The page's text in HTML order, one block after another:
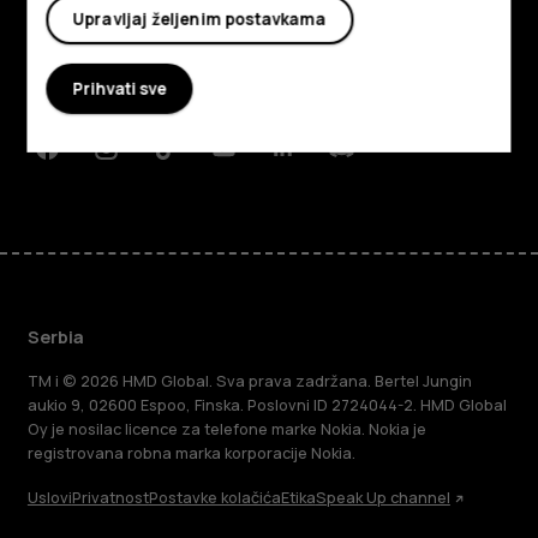
O kompaniji
Planet and people
Podrška
FacebookInstagram
TiktokYoutubeLinkedinDiscord
Serbia
TM i © 2026 HMD Global. Sva prava zadržana. Bertel Jungin
aukio 9, 02600 Espoo, Finska. Poslovni ID 2724044-2. HMD Global
Oy je nosilac licence za telefone marke Nokia. Nokia je
registrovana robna marka korporacije Nokia.
UsloviPrivatnostPostavke kolačićaEtikaSpeak Up channel
Upravljaj željenim postavkama
Prihvati sve